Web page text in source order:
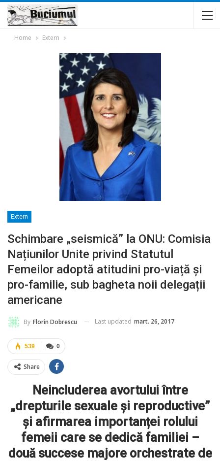
Home Extern
Extern
Schimbare „seismică” la ONU: Comisia
Națiunilor Unite privind Statutul
Femeilor adoptă atitudini pro-viață și
pro-familie, sub bagheta noii delegații
americane
By Florin Dobrescu Last updated mart. 26, 2017
0
539
Share
Neincluderea avortului între
„drepturile sexuale și reproductive”
și afirmarea importanței rolului
femeii care se dedică familiei –
două succese majore orchestrate de